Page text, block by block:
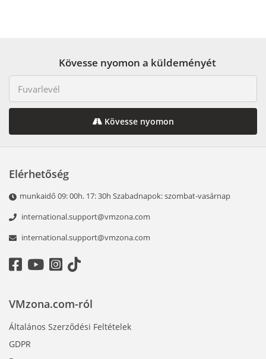
Kövesse nyomon a küldeményét
Kövesse nyomon
Elérhetőség
munkaidő 09: 00h. 17: 30h Szabadnapok: szombat-vasárnap
international.support@vmzona.com
international.support@vmzona.com
VMzona.com-ról
Általános Szerződési Feltételek
GDPR